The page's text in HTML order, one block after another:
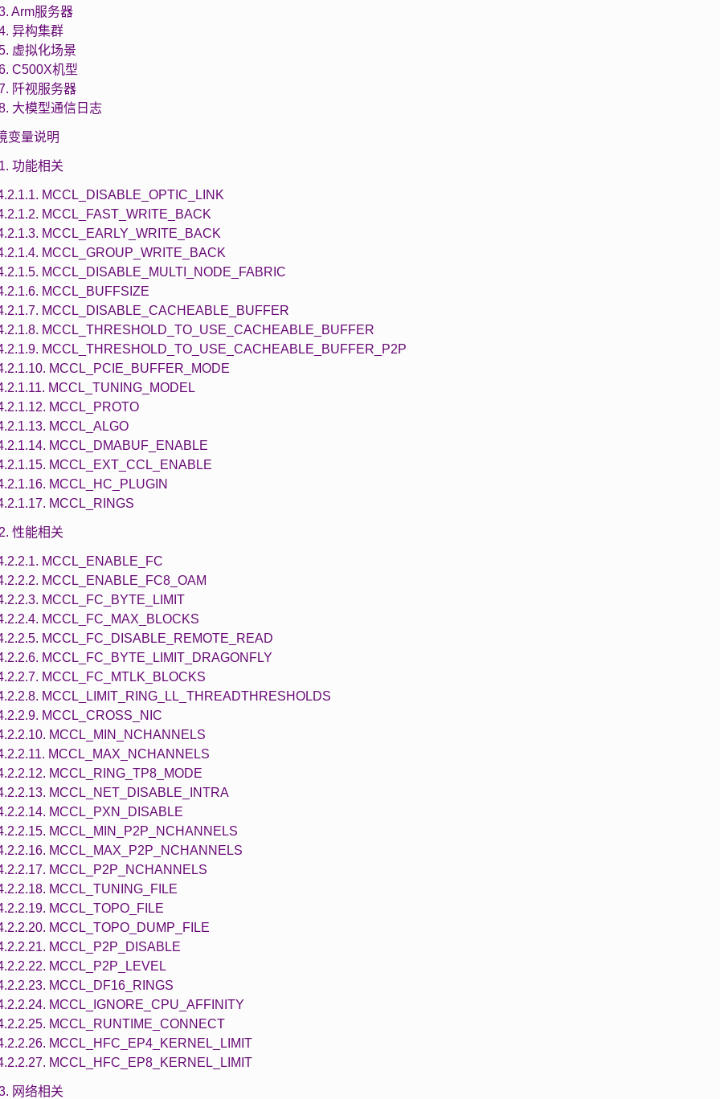
Arm服务器
异构集群
虚拟化场景
C500X机型
阡视服务器
大模型通信日志
变量说明
功能相关
MCCL_DISABLE_OPTIC_LINK
MCCL_FAST_WRITE_BACK
MCCL_EARLY_WRITE_BACK
MCCL_GROUP_WRITE_BACK
MCCL_DISABLE_MULTI_NODE_FABRIC
MCCL_BUFFSIZE
MCCL_DISABLE_CACHEABLE_BUFFER
MCCL_THRESHOLD_TO_USE_CACHEABLE_BUFFER
MCCL_THRESHOLD_TO_USE_CACHEABLE_BUFFER_P2P
MCCL_PCIE_BUFFER_MODE
MCCL_TUNING_MODEL
MCCL_PROTO
MCCL_ALGO
MCCL_DMABUF_ENABLE
MCCL_EXT_CCL_ENABLE
MCCL_HC_PLUGIN
MCCL_RINGS
性能相关
MCCL_ENABLE_FC
MCCL_ENABLE_FC8_OAM
MCCL_FC_BYTE_LIMIT
MCCL_FC_MAX_BLOCKS
MCCL_FC_DISABLE_REMOTE_READ
MCCL_FC_BYTE_LIMIT_DRAGONFLY
MCCL_FC_MTLK_BLOCKS
MCCL_LIMIT_RING_LL_THREADTHRESHOLDS
MCCL_CROSS_NIC
MCCL_MIN_NCHANNELS
MCCL_MAX_NCHANNELS
MCCL_RING_TP8_MODE
MCCL_NET_DISABLE_INTRA
MCCL_PXN_DISABLE
MCCL_MIN_P2P_NCHANNELS
MCCL_MAX_P2P_NCHANNELS
MCCL_P2P_NCHANNELS
MCCL_TUNING_FILE
MCCL_TOPO_FILE
MCCL_TOPO_DUMP_FILE
MCCL_P2P_DISABLE
MCCL_P2P_LEVEL
MCCL_DF16_RINGS
MCCL_IGNORE_CPU_AFFINITY
MCCL_RUNTIME_CONNECT
MCCL_HFC_EP4_KERNEL_LIMIT
MCCL_HFC_EP8_KERNEL_LIMIT
网络相关